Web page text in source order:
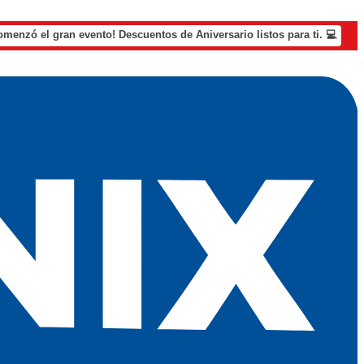
el gran evento! Descuentos de Aniversario listos para ti. 💻